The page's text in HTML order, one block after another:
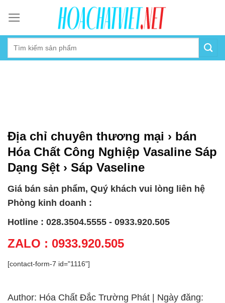
content
Địa chỉ chuyên thương mại › bán
Hóa Chất Công Nghiệp Vasaline Sáp
Dạng Sệt › Sáp Vaseline
Giá bán sản phẩm, Quý khách vui lòng liên hệ
Phòng kinh doanh :
Hotline : 028.3504.5555 - 0933.920.505
ZALO : 0933.920.505
[contact-form-7 id="1116"]
Author: Hóa Chất Đắc Trường Phát | Ngày đăng: